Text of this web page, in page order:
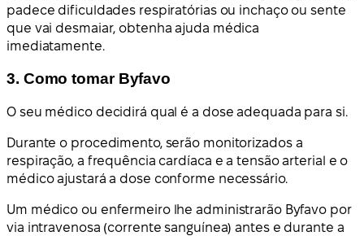
padece dificuldades respiratórias ou inchaço ou sente
que vai desmaiar, obtenha ajuda médica
imediatamente.
3. Como tomar Byfavo
O seu médico decidirá qual é a dose adequada para si.
Durante o procedimento, serão monitorizados a
respiração, a frequência cardíaca e a tensão arterial e o
médico ajustará a dose conforme necessário.
Um médico ou enfermeiro lhe administrarão Byfavo por
via intravenosa (corrente sanguínea) antes e durante a